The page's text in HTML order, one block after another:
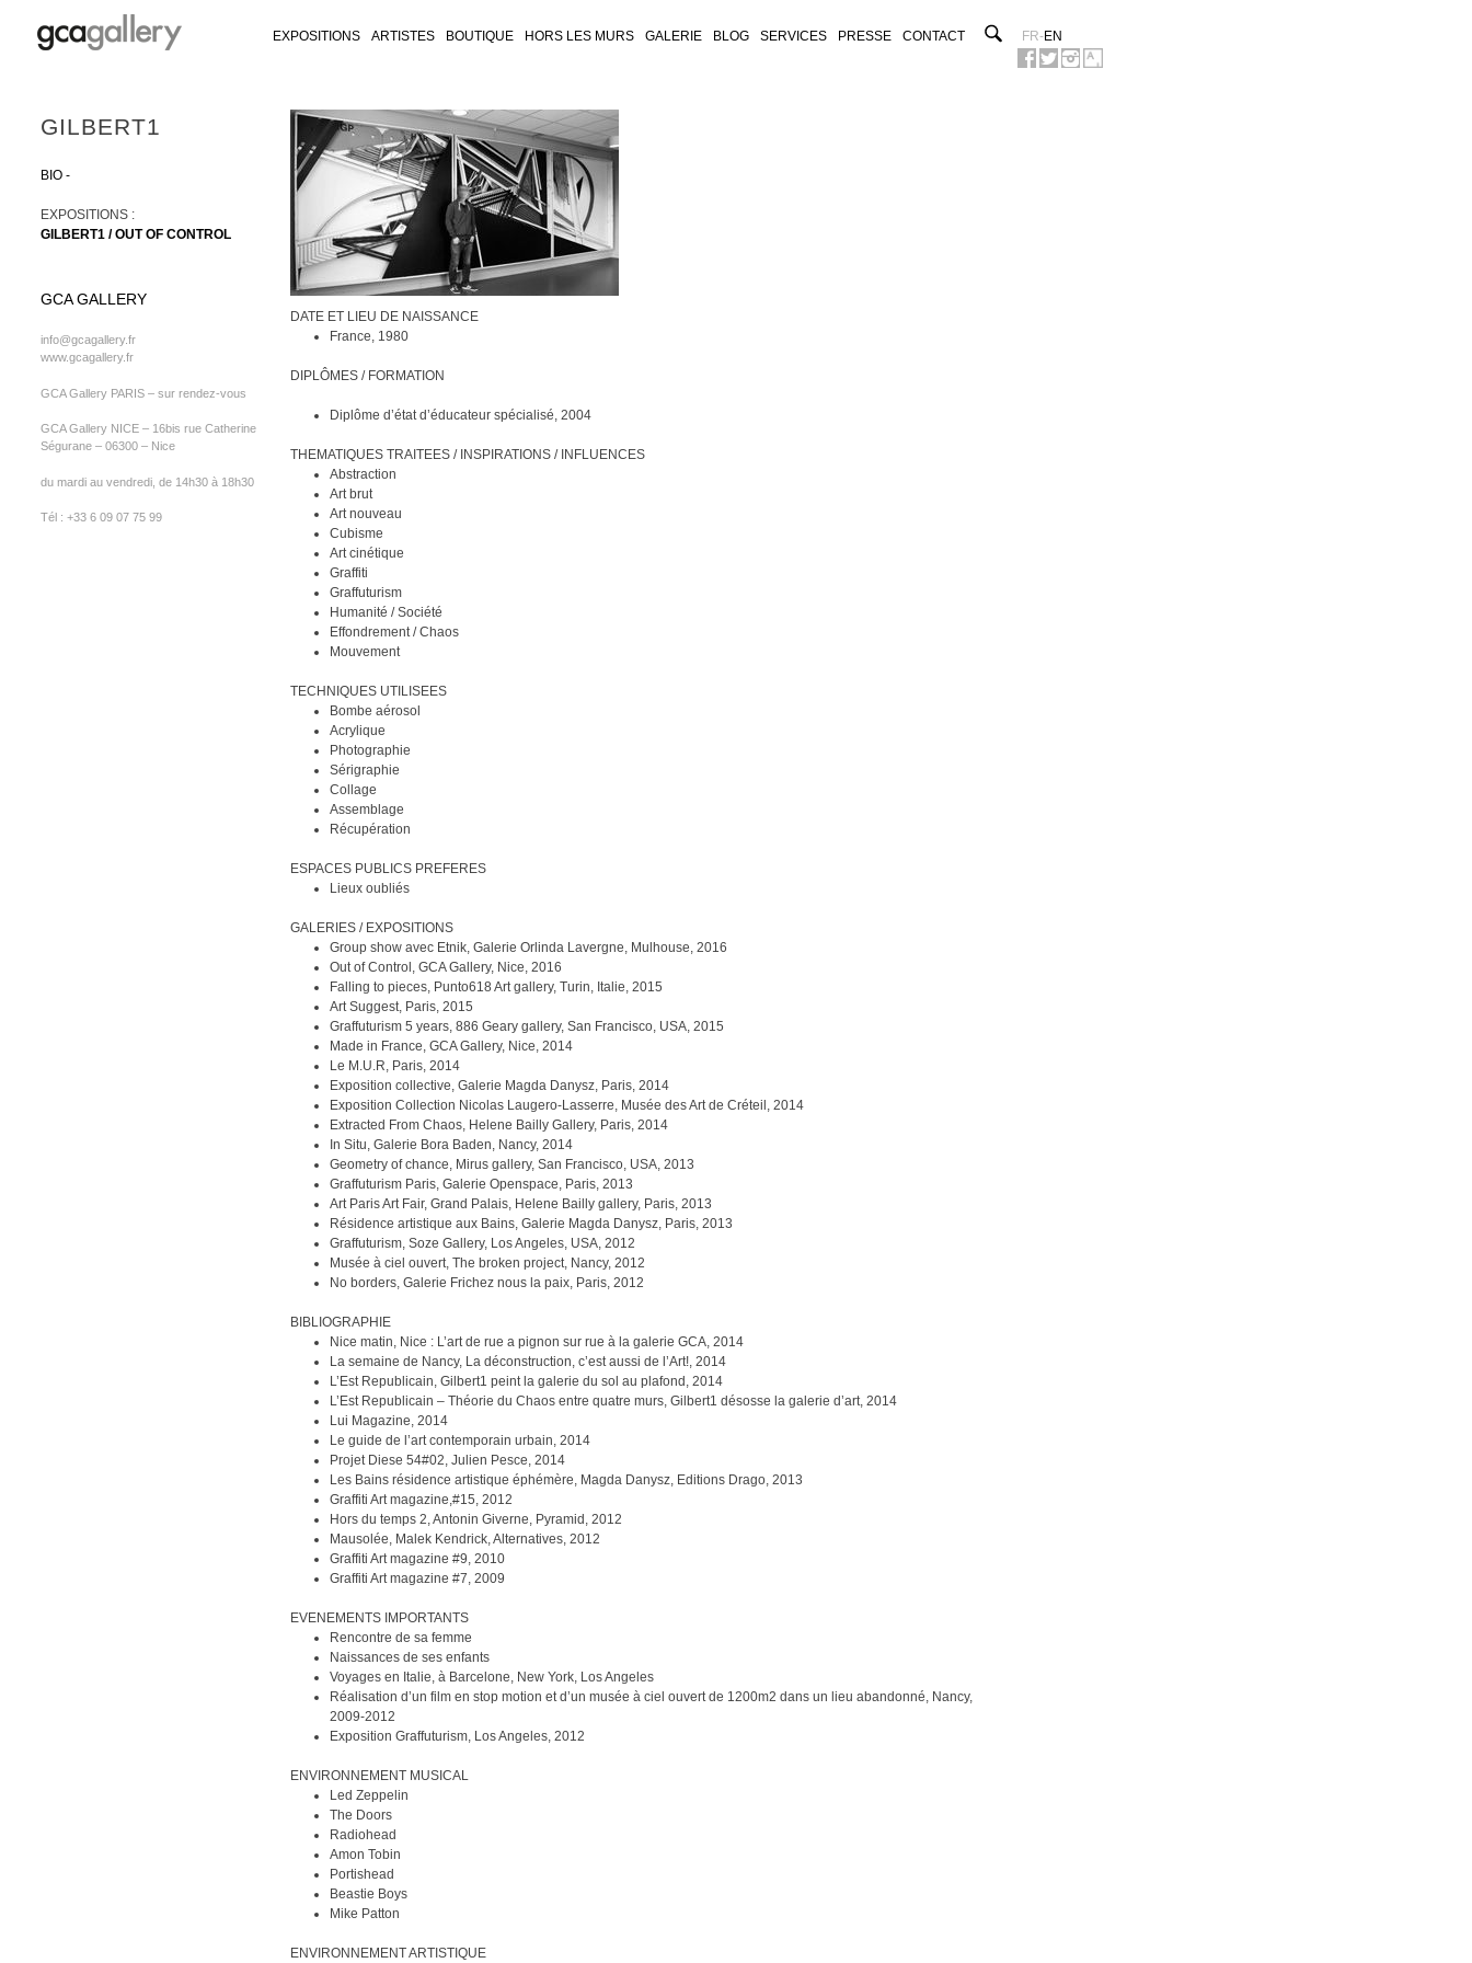
Skip
content
EXPOSITIONS ARTISTES BOUTIQUE HORS LES MURS GALERIE BLOG SERVICES PRESSE CONTACT FR-EN
GILBERT1
BIO
EXPOSITIONS :
GILBERT1 / OUT OF CONTROL
GCA GALLERY
info@gcagallery.fr
www.gcagallery.fr
GCA Gallery PARIS – sur rendez-vous
GCA Gallery NICE – 16bis rue Catherine
Ségurane – 06300 – Nice
du mardi au vendredi, de 14h30 à 18h30
Tél : +33 6 09 07 75 99
DATE ET LIEU DE NAISSANCE
France, 1980
DIPLÔMES / FORMATION
Diplôme d’état d’éducateur spécialisé, 2004
THEMATIQUES TRAITEES / INSPIRATIONS / INFLUENCES
Abstraction
Art brut
Art nouveau
Cubisme
Art cinétique
Graffiti
Graffuturism
Humanité / Société
Effondrement / Chaos
Mouvement
TECHNIQUES UTILISEES
Bombe aérosol
Acrylique
Photographie
Sérigraphie
Collage
Assemblage
Récupération
ESPACES PUBLICS PREFERES
Lieux oubliés
GALERIES / EXPOSITIONS
Group show avec Etnik, Galerie Orlinda Lavergne, Mulhouse, 2016
Out of Control, GCA Gallery, Nice, 2016
Falling to pieces, Punto618 Art gallery, Turin, Italie, 2015
Art Suggest, Paris, 2015
Graffuturism 5 years, 886 Geary gallery, San Francisco, USA, 2015
Made in France, GCA Gallery, Nice, 2014
Le M.U.R, Paris, 2014
Exposition collective, Galerie Magda Danysz, Paris, 2014
Exposition Collection Nicolas Laugero-Lasserre, Musée des Art de Créteil, 2014
Extracted From Chaos, Helene Bailly Gallery, Paris, 2014
In Situ, Galerie Bora Baden, Nancy, 2014
Geometry of chance, Mirus gallery, San Francisco, USA, 2013
Graffuturism Paris, Galerie Openspace, Paris, 2013
Art Paris Art Fair, Grand Palais, Helene Bailly gallery, Paris, 2013
Résidence artistique aux Bains, Galerie Magda Danysz, Paris, 2013
Graffuturism, Soze Gallery, Los Angeles, USA, 2012
Musée à ciel ouvert, The broken project, Nancy, 2012
No borders, Galerie Frichez nous la paix, Paris, 2012
BIBLIOGRAPHIE
Nice matin, Nice : L’art de rue a pignon sur rue à la galerie GCA, 2014
La semaine de Nancy, La déconstruction, c’est aussi de l’Art!, 2014
L’Est Republicain, Gilbert1 peint la galerie du sol au plafond, 2014
L’Est Republicain – Théorie du Chaos entre quatre murs, Gilbert1 désosse la galerie d’art, 2014
Lui Magazine, 2014
Le guide de l’art contemporain urbain, 2014
Projet Diese 54#02, Julien Pesce, 2014
Les Bains résidence artistique éphémère, Magda Danysz, Editions Drago, 2013
Graffiti Art magazine,#15, 2012
Hors du temps 2, Antonin Giverne, Pyramid, 2012
Mausolée, Malek Kendrick, Alternatives, 2012
Graffiti Art magazine #9, 2010
Graffiti Art magazine #7, 2009
EVENEMENTS IMPORTANTS
Rencontre de sa femme
Naissances de ses enfants
Voyages en Italie, à Barcelone, New York, Los Angeles
Réalisation d’un film en stop motion et d’un musée à ciel ouvert de 1200m2 dans un lieu abandonné, Nancy,
2009-2012
Exposition Graffuturism, Los Angeles, 2012
ENVIRONNEMENT MUSICAL
Led Zeppelin
The Doors
Radiohead
Amon Tobin
Portishead
Beastie Boys
Mike Patton
ENVIRONNEMENT ARTISTIQUE